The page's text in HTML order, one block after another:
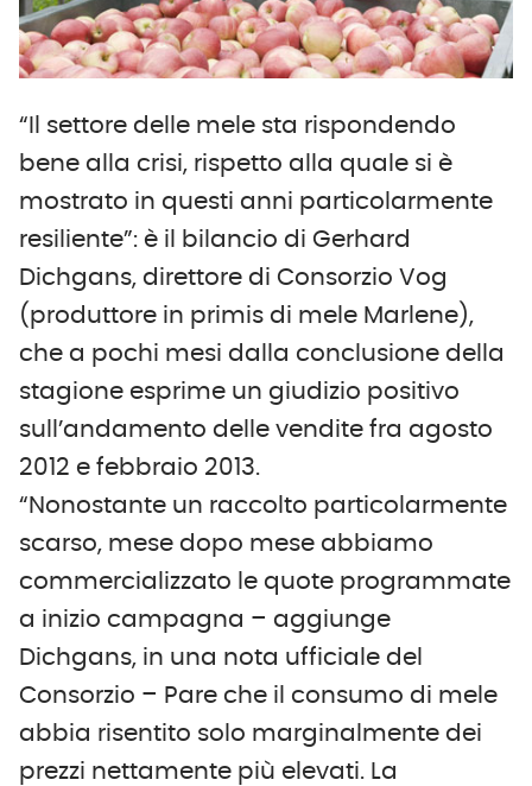
“Il settore delle mele sta rispondendo
bene alla crisi, rispetto alla quale si è
mostrato in questi anni particolarmente
resiliente”: è il bilancio di Gerhard
Dichgans, direttore di Consorzio Vog
(produttore in primis di mele Marlene),
che a pochi mesi dalla conclusione della
stagione esprime un giudizio positivo
sull’andamento delle vendite fra agosto
2012 e febbraio 2013.
“Nonostante un raccolto particolarmente
scarso, mese dopo mese abbiamo
commercializzato le quote programmate
a inizio campagna – aggiunge
Dichgans, in una nota ufficiale del
Consorzio – Pare che il consumo di mele
abbia risentito solo marginalmente dei
prezzi nettamente più elevati. La